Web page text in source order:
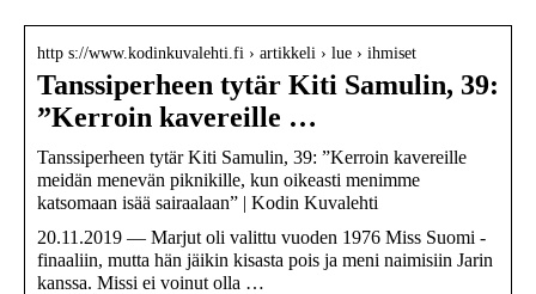
http s://www.kodinkuvalehti.fi › artikkeli › lue › ihmiset
Tanssiperheen tytär Kiti Samulin, 39:
”Kerroin kavereille …
Tanssiperheen tytär Kiti Samulin, 39: ”Kerroin kavereille
meidän menevän piknikille, kun oikeasti menimme
katsomaan isää sairaalaan” | Kodin Kuvalehti
20.11.2019 — Marjut oli valittu vuoden 1976 Miss Suomi -
finaaliin, mutta hän jäikin kisasta pois ja meni naimisiin Jarin
kanssa. Missi ei voinut olla …